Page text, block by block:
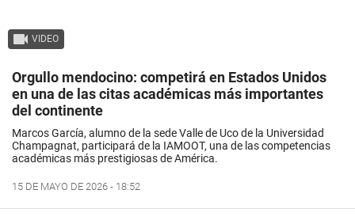
VIDEO
Orgullo mendocino: competirá en Estados Unidos
en una de las citas académicas más importantes
del continente
Marcos García, alumno de la sede Valle de Uco de la Universidad
Champagnat, participará de la IAMOOT, una de las competencias
académicas más prestigiosas de América.
15 DE MAYO DE 2026 - 18:52